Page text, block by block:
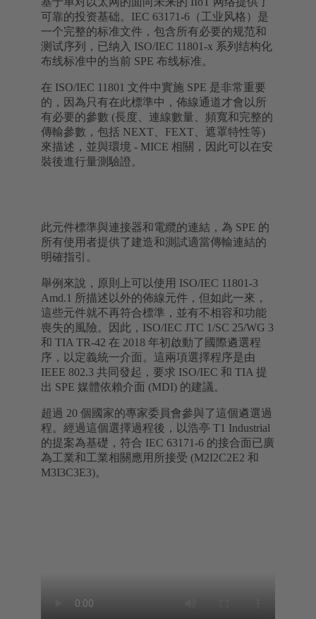
可靠的投资基础。IEC 63171-6（工业风格）是
一个完整的标准文件，包含所有必要的规范和
测试序列，已纳入 ISO/IEC 11801-x 系列结构化
布线标准中的当前 SPE 布线标准。
在 ISO/IEC 11801 文件中實施 SPE 是非常重要
的，因為只有在此標準中，佈線通道才會以所
有必要的參數 (長度、連線數量、頻寬和完整的
傳輸參數，包括 NEXT、FEXT、遮罩特性等)
來描述，並與環境 - MICE 相關，因此可以在安
裝後進行量測驗證。
此元件標準與連接器和電纜的連結，為 SPE 的
所有使用者提供了建造和測試適當傳輸連結的
明確指引。
舉例來說，原則上可以使用 ISO/IEC 11801-3
Amd.1 所描述以外的佈線元件，但如此一來，
這些元件就不再符合標準，並有不相容和功能
喪失的風險。因此，ISO/IEC JTC 1/SC 25/WG 3
和 TIA TR-42 在 2018 年初啟動了國際遴選程
序，以定義統一介面。這兩項選擇程序是由
IEEE 802.3 共同發起，要求 ISO/IEC 和 TIA 提
出 SPE 媒體依賴介面 (MDI) 的建議。
超過 20 個國家的專家委員會參與了這個遴選過
程。經過這個選擇過程後，以浩亭 T1 Industrial
的提案為基礎，符合 IEC 63171-6 的接合面已廣
為工業和工業相關應用所接受 (M2I2C2E2 和
M3I3C3E3)。